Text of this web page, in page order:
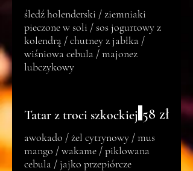
śledź holenderski / ziemniaki
pieczone w soli / sos jogurtowy z
kolendrą / chutney z jabłka /
wiśniowa cebula / majonez
lubczykowy
Tatar z troci szkockiej
awokado / żel cytrynowy / mus
mango / wakame / piklowana
cebula / jajko przepiórcze
58 zł